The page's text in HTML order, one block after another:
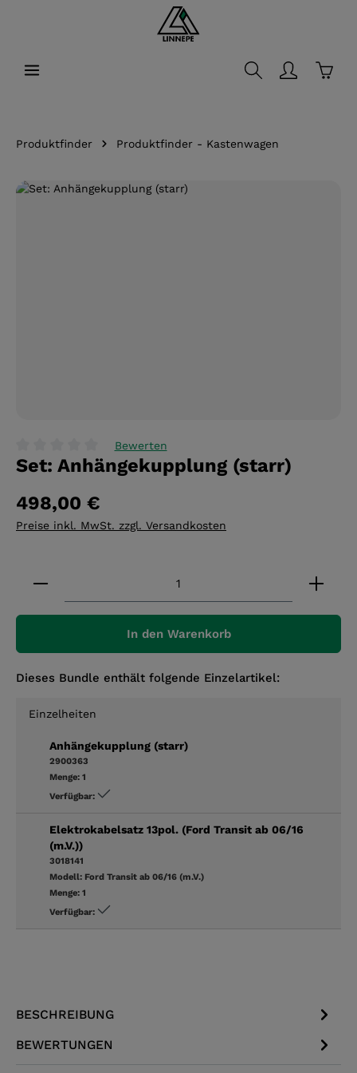
Produktfinder Produktfinder - Kastenwagen
Bildergalerie überspringen
Durchschnittliche Bewertung von 0 von 5 Sternen
Bewerten
Set: Anhängekupplung (starr)
498,00 €
Preise inkl. MwSt. zzgl. Versandkosten
Produkt Anzahl: Gib den gewünschten Wert
In den Warenkorb
Dieses Bundle enthält folgende Einzelartikel:
Einzelheiten
Anhängekupplung (starr)
2900363
Menge: 1
Verfügbar:
Elektrokabelsatz 13pol. (Ford Transit ab 06/16
(m.V.))
3018141
Modell: Ford Transit ab 06/16 (m.V.)
Menge: 1
Verfügbar:
BESCHREIBUNG
BEWERTUNGEN